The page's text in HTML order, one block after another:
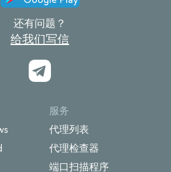
还有问题？
给我们写信
服务
代理列表
代理检查器
端口扫描程序